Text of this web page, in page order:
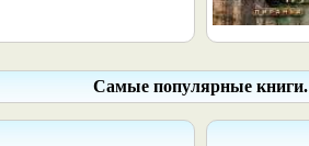
Самые популярные книги.